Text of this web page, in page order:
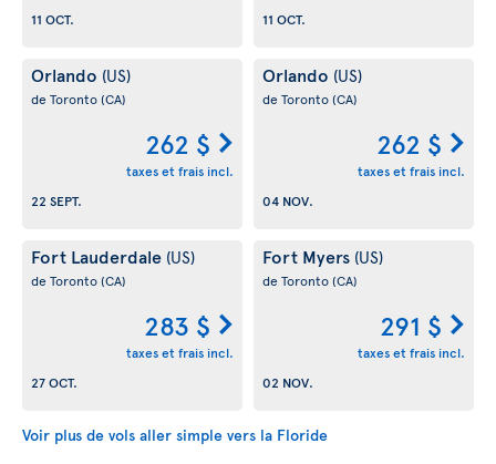
11 OCT.
11 OCT.
Orlando (US)
de Toronto(CA)
262 $
taxes et frais incl.
22 SEPT.
Orlando (US)
de Toronto(CA)
262 $
taxes et frais incl.
04 NOV.
Fort Lauderdale (US)
de Toronto(CA)
283 $
taxes et frais incl.
27 OCT.
Fort Myers (US)
de Toronto(CA)
291 $
taxes et frais incl.
02 NOV.
Voir plus de vols aller simple vers la Floride